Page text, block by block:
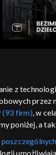
TV: Ewa
pomoc
z
przez
(93 firm), w
poniżej, a